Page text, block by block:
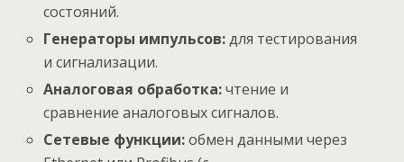
состояний.
Генераторы импульсов:для тестирования
и сигнализации.
Аналоговая обработка:чтение и
сравнение аналоговых сигналов.
Сетевые функции:обмен данными через